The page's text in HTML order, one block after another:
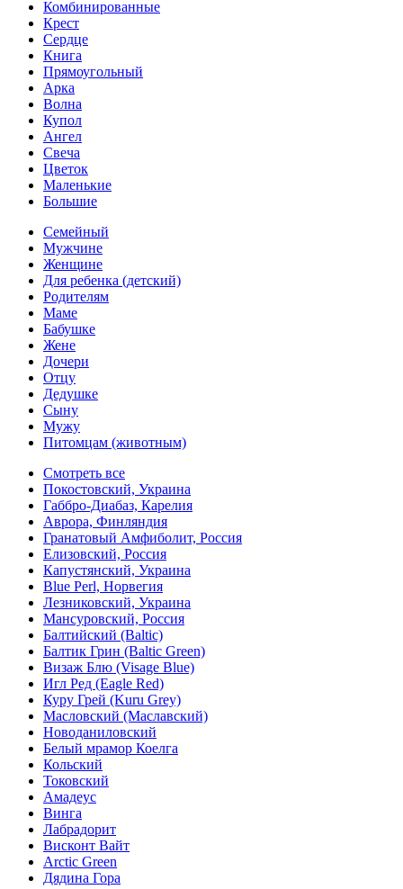
Комбинированные
Крест
Сердце
Книга
Прямоугольный
Арка
Волна
Купол
Ангел
Свеча
Цветок
Маленькие
Большие
Семейный
Мужчине
Женщине
Для ребенка (детский)
Родителям
Маме
Бабушке
Жене
Дочери
Отцу
Дедушке
Сыну
Мужу
Питомцам (животным)
Смотреть все
Покостовский, Украина
Габбро-Диабаз, Карелия
Аврора, Финляндия
Гранатовый Амфиболит, Россия
Елизовский, Россия
Капустянский, Украина
Blue Perl, Норвегия
Лезниковский, Украина
Мансуровский, Россия
Балтийский (Baltic)
Балтик Грин (Baltic Green)
Визаж Блю (Visage Blue)
Игл Ред (Eagle Red)
Куру Грей (Kuru Grey)
Масловский (Маславский)
Новоданиловский
Белый мрамор Коелга
Кольский
Токовский
Амадеус
Винга
Лабрадорит
Висконт Вайт
Аrctic Green
Дядина Гора